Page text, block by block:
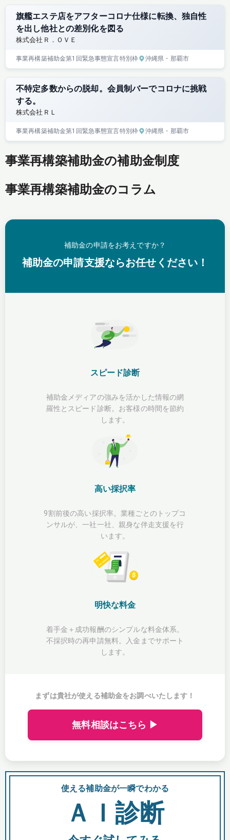
旗艦エステ店をアフターコロナ仕様に転換、独自性
を出し他社との差別化を図る
株式会社Ｒ．ＯＶＥ
事業再構築補助金第1回緊急事態宣言特別枠 沖縄県 ・那覇市
不特定多数からの脱却。会員制バーでコロナに挑戦
する。
株式会社ＲＬ
事業再構築補助金第1回緊急事態宣言特別枠 沖縄県 ・那覇市
事業再構築補助金の補助金制度
事業再構築補助金のコラム
補助金の申請をお考えですか？
補助金の申請支援ならお任せください！
スピード診断
補助金メディアの強みを活かした情報の網
羅性とスピード診断。お客様の時間を節約
します。
高い採択率
9割前後の高い採択率。業種ごとのトップコ
ンサルが、一社一社、親身な伴走支援を行
います。
明快な料金
着手金＋成功報酬のシンプルな料金体系。
不採択時の再申請無料。入金までサポート
します。
まずは貴社が使える補助金をお調べいたします！
無料相談はこちら ▶
使える補助金が一瞬でわかる
ＡＩ診断